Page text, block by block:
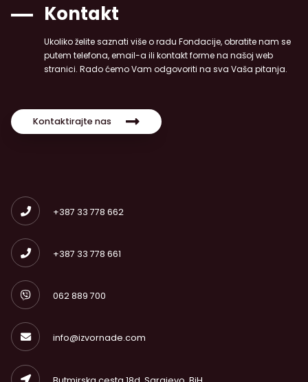
Kontakt
Ukoliko želite saznati više o radu Fondacije, obratite nam se
putem telefona, email-a ili kontakt forme na našoj web
stranici. Rado ćemo Vam odgovoriti na sva Vaša pitanja.
Kontaktirajte nas
+387 33 778 662
+387 33 778 661
062 889 700
info@izvornade.com